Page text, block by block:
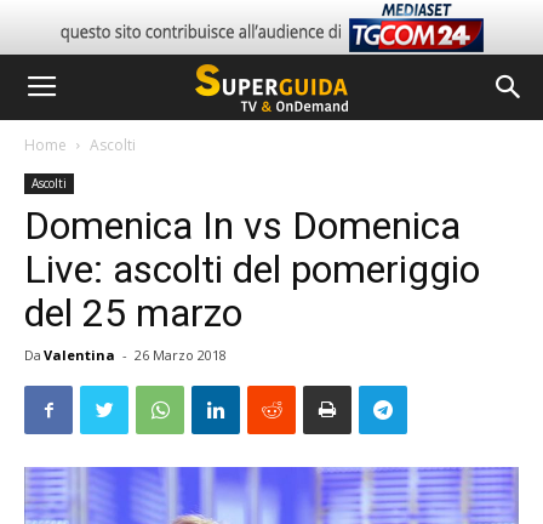
Home Ascolti
Ascolti
Domenica In vs Domenica
Live: ascolti del pomeriggio
del 25 marzo
Da Valentina - 26 Marzo 2018